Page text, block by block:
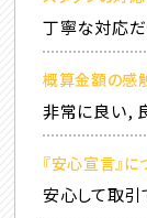
丁寧な対応だ
概算金額の感
非常に良い,
『安心宣言』
安心して取引